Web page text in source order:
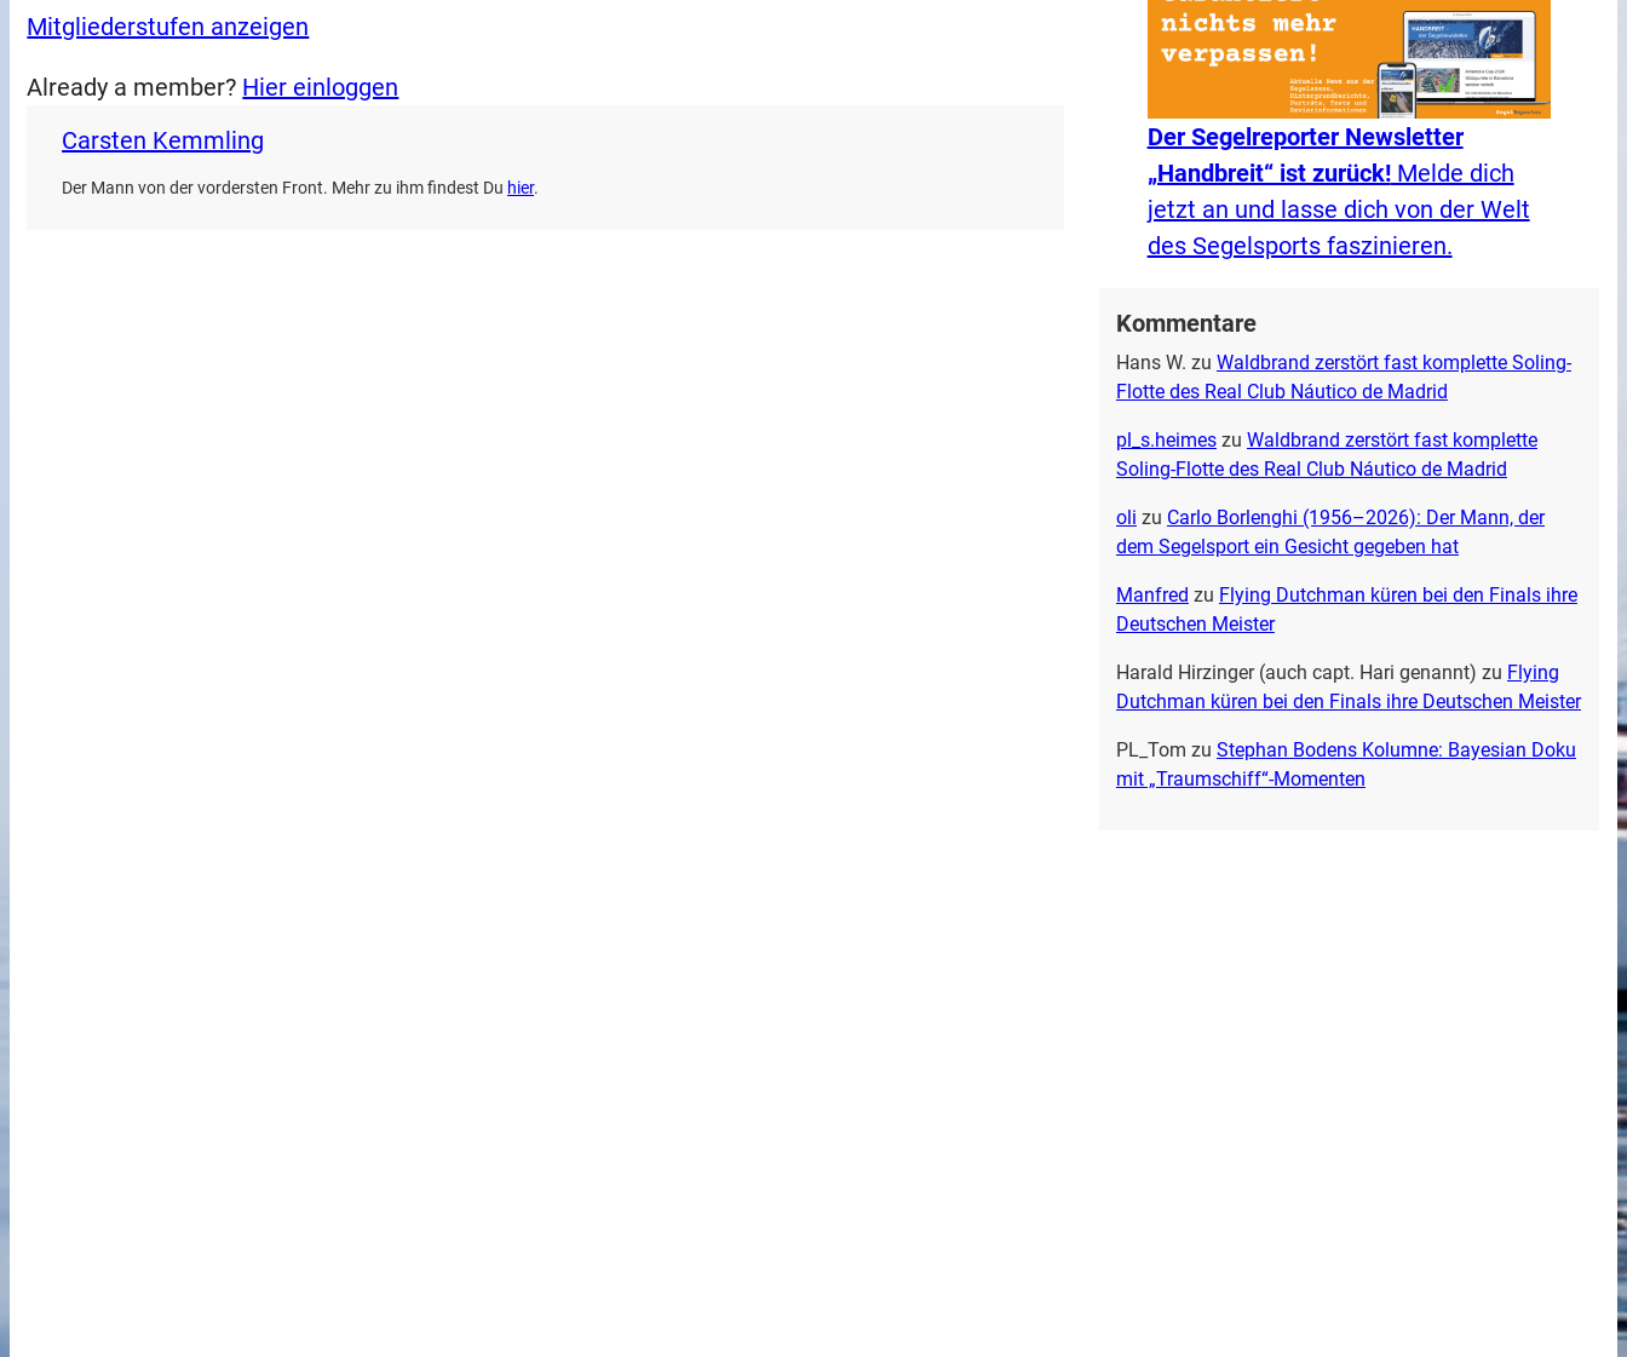
Mitgliederstufen anzeigen
Already a member? Hier einloggen
Carsten Kemmling
Der Mann von der vordersten Front. Mehr zu ihm findest Du hier.
Der Segelreporter Newsletter
„Handbreit“ ist zurück!Melde dich
jetzt an und lasse dich von der Welt
des Segelsports faszinieren.
Kommentare
Hans W. zu Waldbrand zerstört fast komplette Soling-
Flotte des Real Club Náutico de Madrid
pl_s.heimeszu Waldbrand zerstört fast komplette
Soling-Flotte des Real Club Náutico de Madrid
oli zu Carlo Borlenghi (1956–2026): Der Mann, der
dem Segelsport ein Gesicht gegeben hat
Manfred zu Flying Dutchman küren bei den Finals ihre
Deutschen Meister
Harald Hirzinger (auch capt. Hari genannt) zu Flying
Dutchman küren bei den Finals ihre Deutschen Meister
PL_Tom zu Stephan Bodens Kolumne: Bayesian Doku
mit „Traumschiff“-Momenten